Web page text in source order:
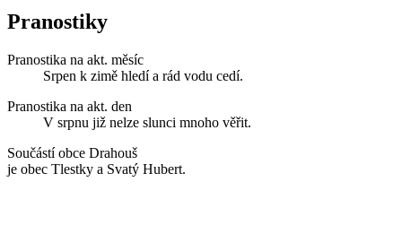
Pranostiky
Pranostika na akt. měsíc
Srpen k zimě hledí a rád vodu cedí.
Pranostika na akt. den
V srpnu již nelze slunci mnoho věřit.
Součástí obce Drahouš
je obec Tlestky a Svatý Hubert.